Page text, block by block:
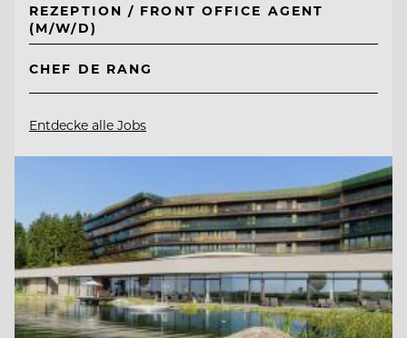
REZEPTION / FRONT OFFICE AGENT
(M/W/D)
CHEF DE RANG
Entdecke alle Jobs